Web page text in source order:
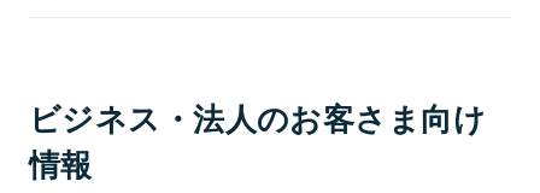
ビジネス・法人のお客さま向け
情報